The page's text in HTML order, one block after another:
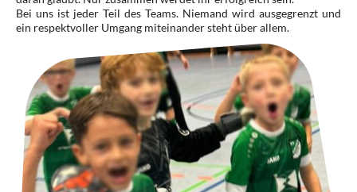
Bei uns ist jeder Teil des Teams. Niemand wird ausgegrenzt und
ein respektvoller Umgang miteinander steht über allem.